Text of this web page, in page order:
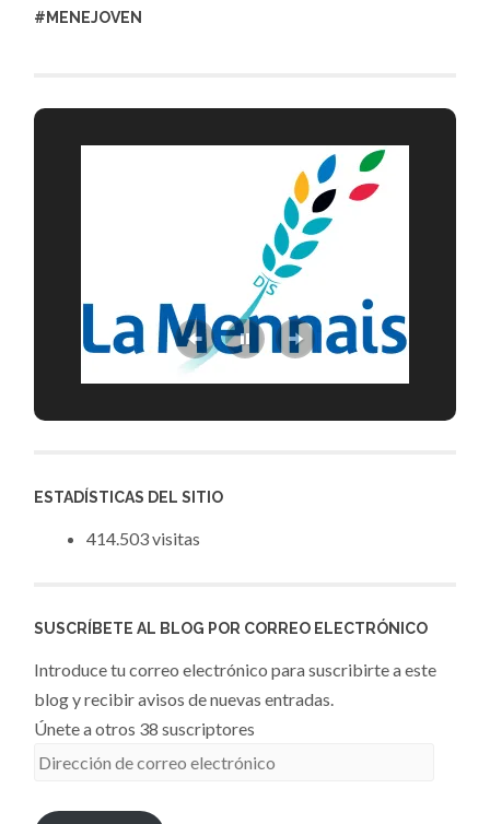
#MENEJOVEN
ESTADÍSTICAS DEL SITIO
414.503 visitas
SUSCRÍBETE AL BLOG POR CORREO ELECTRÓNICO
Introduce tu correo electrónico para suscribirte a este
blog y recibir avisos de nuevas entradas.
Únete a otros 38 suscriptores
Dirección
correo